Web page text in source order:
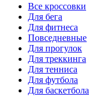
Все кроссовки
Для бега
Для фитнеса
Повседневные
Для прогулок
Для треккинга
Для тенниса
Для футбола
Для баскетбола